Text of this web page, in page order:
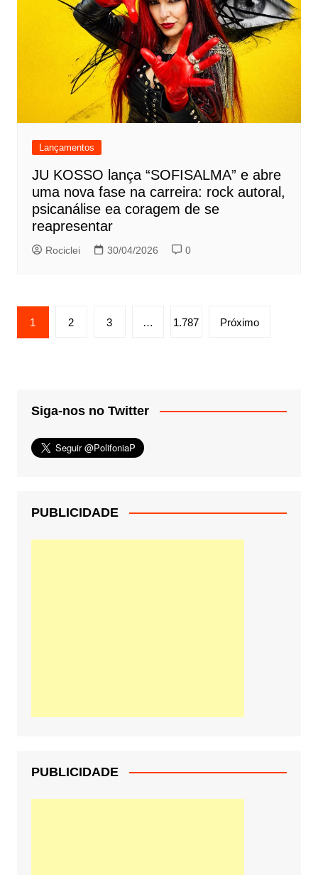
Lançamentos
JU KOSSO lança “SOFISALMA” e abre
uma nova fase na carreira: rock autoral,
psicanálise ea coragem de se
reapresentar
Rociclei 30/04/2026 0
Paginação
de
1 2 3 … 1.787 Próximo
Siga-nos no Twitter
PUBLICIDADE
PUBLICIDADE